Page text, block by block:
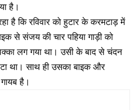
है।
है कि रविवार को हुटार के करमटाड़ में
से संजय की चार पहिया गाड़ी को
लग गया था। उसी के बाद से चंदन
था। साथ ही उसका बाइक और
है।